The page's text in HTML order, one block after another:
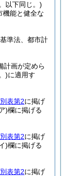
以下同じ。)
機能と健全な
準法、都市計
計画が定めら
)に適用す
別表第2に掲げ
)欄に掲げる
別表第2に掲げ
)欄に掲げる
別表第2に掲げ